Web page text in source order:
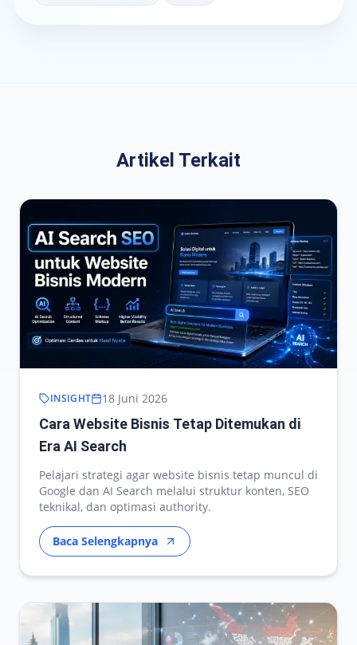
Artikel Terkait
INSIGHT 18 Juni 2026
Cara Website Bisnis Tetap Ditemukan di
Era AI Search
Pelajari strategi agar website bisnis tetap muncul di
Google dan AI Search melalui struktur konten, SEO
teknikal, dan optimasi authority.
Baca Selengkapnya